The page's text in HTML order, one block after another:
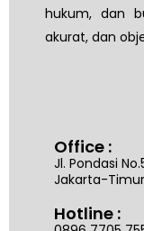
hukum, dan
akurat, dan
Office :
Jl. Pondasi
Jakarta-Timur
Hotline :